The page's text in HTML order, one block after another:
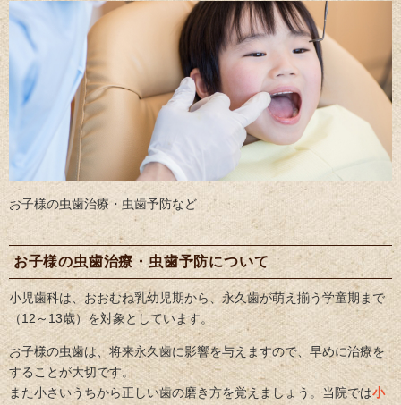
お子様の虫歯治療・虫歯予防など
お子様の虫歯治療・虫歯予防について
小児歯科は、おおむね乳幼児期から、永久歯が萌え揃う学童期まで
（12～13歳）を対象としています。
お子様の虫歯は、将来永久歯に影響を与えますので、早めに治療を
することが大切です。
また小さいうちから正しい歯の磨き方を覚えましょう。当院では小